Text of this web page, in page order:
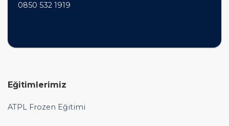
0850 532 1919
Eğitimlerimiz
ATPL Frozen Eğitimi